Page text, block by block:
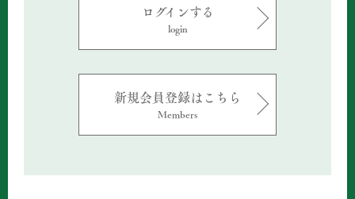
ログインする
login
新規会員登録はこちら
Members